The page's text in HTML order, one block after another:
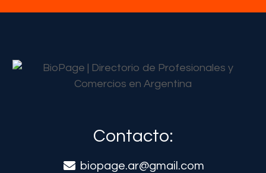
Contacto:
biopage.ar@gmail.com